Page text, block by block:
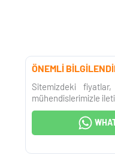
ÖNEMLİ
Sitemizdeki
mühendislerimizle